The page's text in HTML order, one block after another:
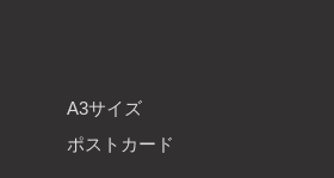
A3サイズ
ポストカード